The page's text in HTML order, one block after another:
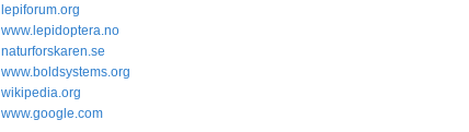
lepiforum.org
www.lepidoptera.no
naturforskaren.se
www.boldsystems.org
wikipedia.org
www.google.com